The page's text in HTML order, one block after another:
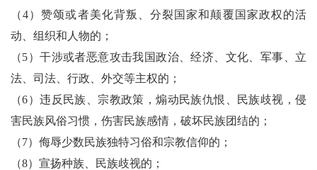
（4）赞颂或者美化背叛、分裂国家和颠覆国家政权的活
动、组织和人物的；
（5）干涉或者恶意攻击我国政治、经济、文化、军事、立
法、司法、行政、外交等主权的；
（6）违反民族、宗教政策，煽动民族仇恨、民族歧视，侵
害民族风俗习惯，伤害民族感情，破坏民族团结的；
（7）侮辱少数民族独特习俗和宗教信仰的；
（8）宣扬种族、民族歧视的；